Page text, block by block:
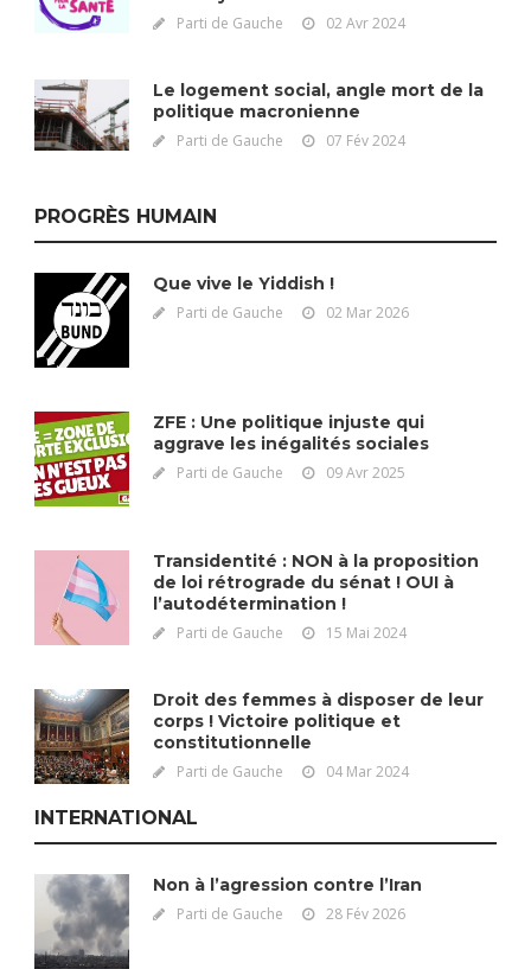
Parti de Gauche 02 Avr 2024
Le logement social, angle mort de la
politique macronienne
Parti de Gauche 07 Fév 2024
PROGRÈS HUMAIN
Que vive le Yiddish !
Parti de Gauche 02 Mar 2026
ZFE : Une politique injuste qui
aggrave les inégalités sociales
Parti de Gauche 09 Avr 2025
Transidentité : NON à la proposition
de loi rétrograde du sénat ! OUI à
l’autodétermination !
Parti de Gauche 15 Mai 2024
Droit des femmes à disposer de leur
corps ! Victoire politique et
constitutionnelle
Parti de Gauche 04 Mar 2024
INTERNATIONAL
Non à l’agression contre l’Iran
Parti de Gauche 28 Fév 2026